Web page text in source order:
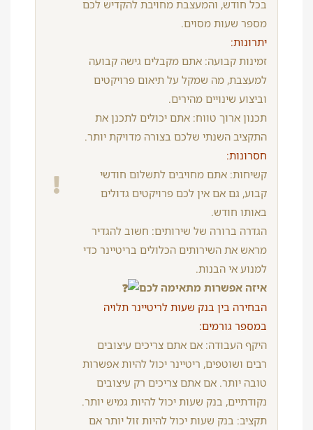
בכל חודש, והמעצבת מחויבת להקדיש לכם
מספר שעות מסוים.
יתרונות:
זמינות קבועה: אתם מקבלים גישה קבועה
למעצבת, מה שמקל על תיאום פרויקטים
וביצוע שינויים מהירים.
תכנון ארוך טווח: אתם יכולים לתכנן את
התקציב השנתי שלכם בצורה מדויקת יותר.
חסרונות:
קשיחות: אתם מחויבים לתשלום חודשי
קבוע, גם אם אין לכם פרויקטים גדולים
באותו חודש.
הגדרה ברורה של שירותים: חשוב להגדיר
מראש את השירותים הכלולים בריטיינר כדי
למנוע אי הבנות.
איזה אפשרות מתאימה לכם
הבחירה בין בנק שעות לריטיינר תלויה
במספר גורמים:
היקף העבודה: אם אתם צריכים עיצובים
רבים ושוטפים, ריטיינר יכול להיות אפשרות
טובה יותר. אם אתם צריכים רק עיצובים
נקודתיים, בנק שעות יכול להיות גמיש יותר.
תקציב: בנק שעות יכול להיות זול יותר אם